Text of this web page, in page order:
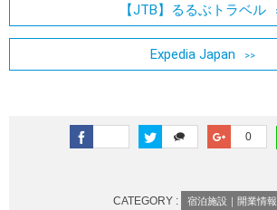
【JTB】るるぶトラベル
Expedia Japan
0
CATEGORY : 宿泊施設｜開業情報